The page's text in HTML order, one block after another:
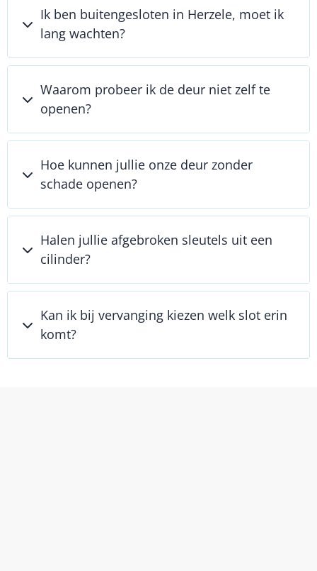
Ik ben buitengesloten in Herzele, moet ik
lang wachten?
Waarom probeer ik de deur niet zelf te
openen?
Hoe kunnen jullie onze deur zonder
schade openen?
Halen jullie afgebroken sleutels uit een
cilinder?
Kan ik bij vervanging kiezen welk slot erin
komt?